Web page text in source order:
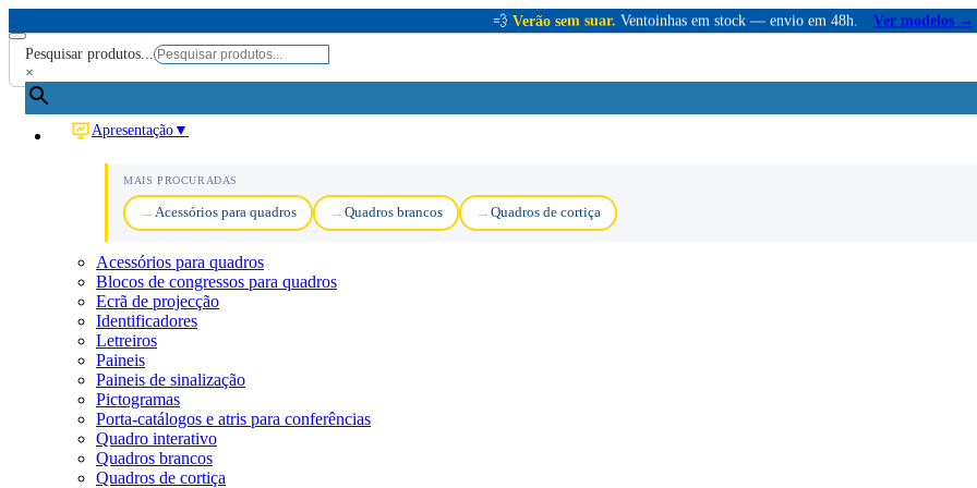
💨 Verão sem suar. Ventoinhas em stock — envio em 48h. Ver modelos →
Pesquisar produtos...
×
Apresentação ▼
MAIS PROCURADAS
Acessórios para quadros Quadros brancos Quadros de cortiça
Acessórios para quadros
Blocos de congressos para quadros
Ecrã de projecção
Identificadores
Letreiros
Paineis
Paineis de sinalização
Pictogramas
Porta-catálogos e atris para conferências
Quadro interativo
Quadros brancos
Quadros de cortiça